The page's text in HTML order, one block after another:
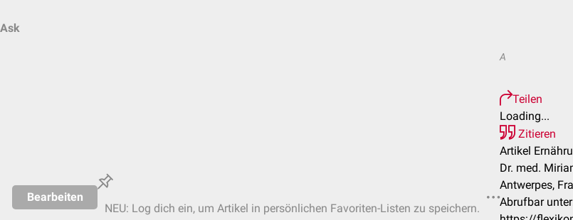
Ask
Bearbeiten
NEU: Log dich ein, um Artikel in persönlichen Favoriten-Listen zu speichern.
A
Teilen
Loading...
Zitieren
Artikel
Dr. med.
Antwerpes,
Abrufbar